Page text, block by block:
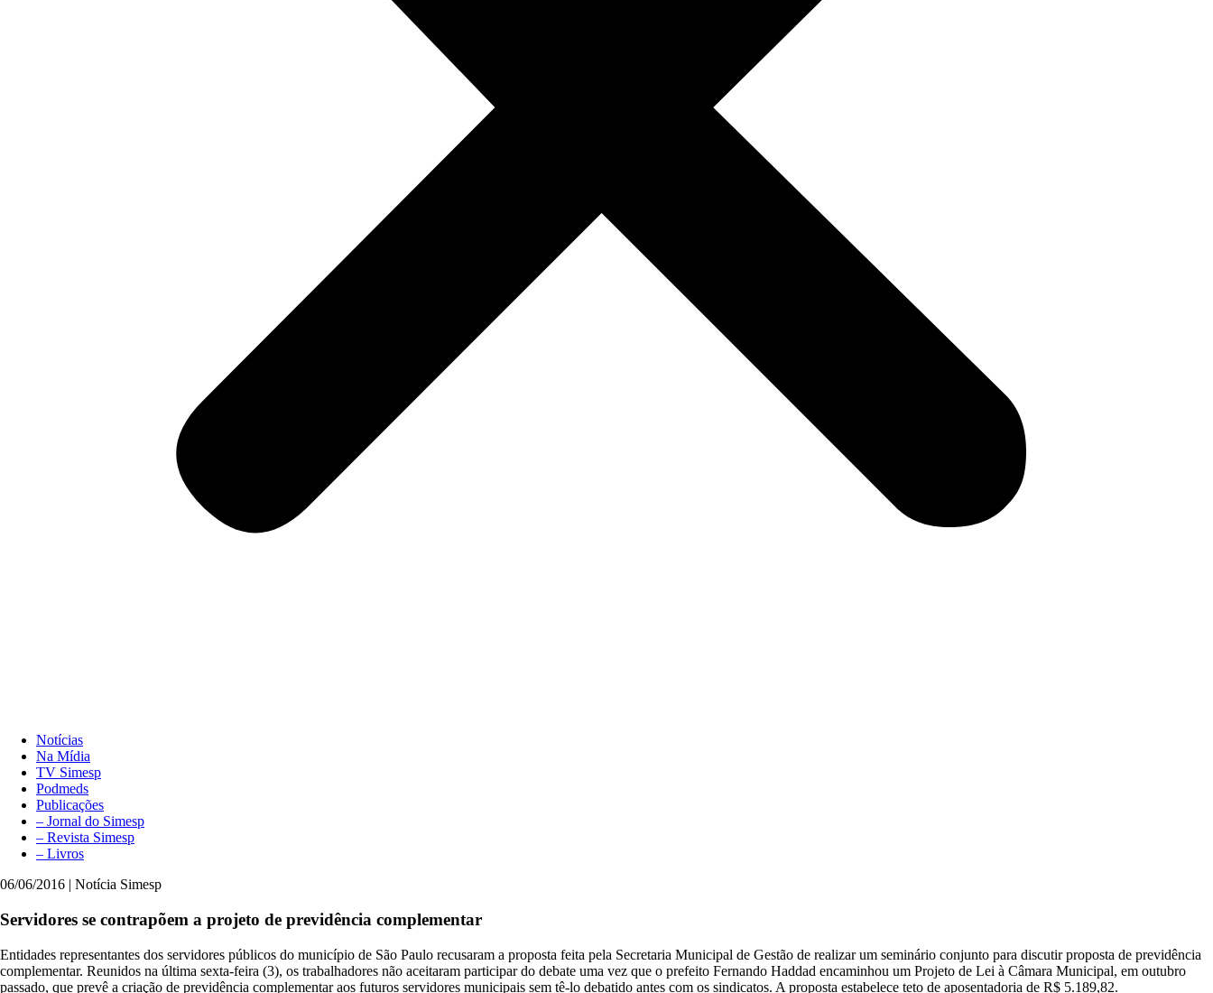
Notícias
Na Mídia
TV Simesp
Podmeds
Publicações
– Jornal do Simesp
– Revista Simesp
– Livros
06/06/2016 | Notícia Simesp
Servidores se contrapõem a projeto de previdência complementar
Entidades representantes dos servidores públicos do município de São Paulo recusaram a proposta feita pela Secretaria Municipal de Gestão de realizar um seminário conjunto para discutir proposta de previdência
complementar. Reunidos na última sexta-feira (3), os trabalhadores não aceitaram participar do debate uma vez que o prefeito Fernando Haddad encaminhou um Projeto de Lei à Câmara Municipal, em outubro
passado, que prevê a criação de previdência complementar aos futuros servidores municipais sem tê-lo debatido antes com os sindicatos. A proposta estabelece teto de aposentadoria de R$ 5.189,82.